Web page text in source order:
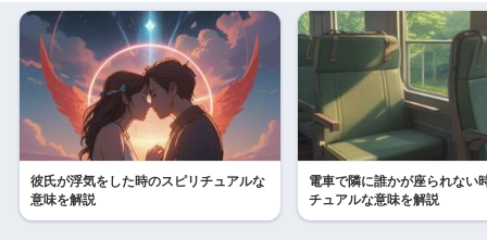
彼氏が浮気をした時のスピリチュアルな
意味を解説
電車で隣に誰かが座られない
チュアルな意味を解説